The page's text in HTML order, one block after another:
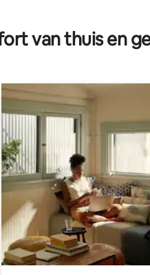
beoordeling van 5 op 5, 16
van thuis en